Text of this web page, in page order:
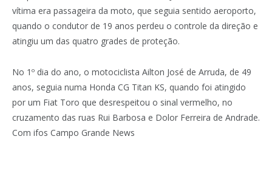
vítima era passageira da moto, que seguia sentido aeroporto,
quando o condutor de 19 anos perdeu o controle da direção e
atingiu um das quatro grades de proteção.
No 1º dia do ano, o motociclista Ailton José de Arruda, de 49
anos, seguia numa Honda CG Titan KS, quando foi atingido
por um Fiat Toro que desrespeitou o sinal vermelho, no
cruzamento das ruas Rui Barbosa e Dolor Ferreira de Andrade.
Com ifos Campo Grande News